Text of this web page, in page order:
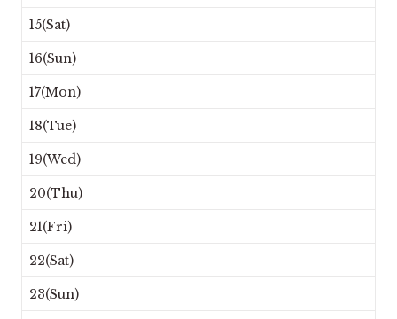
15(Sat)
16(Sun)
17(Mon)
18(Tue)
19(Wed)
20(Thu)
21(Fri)
22(Sat)
23(Sun)